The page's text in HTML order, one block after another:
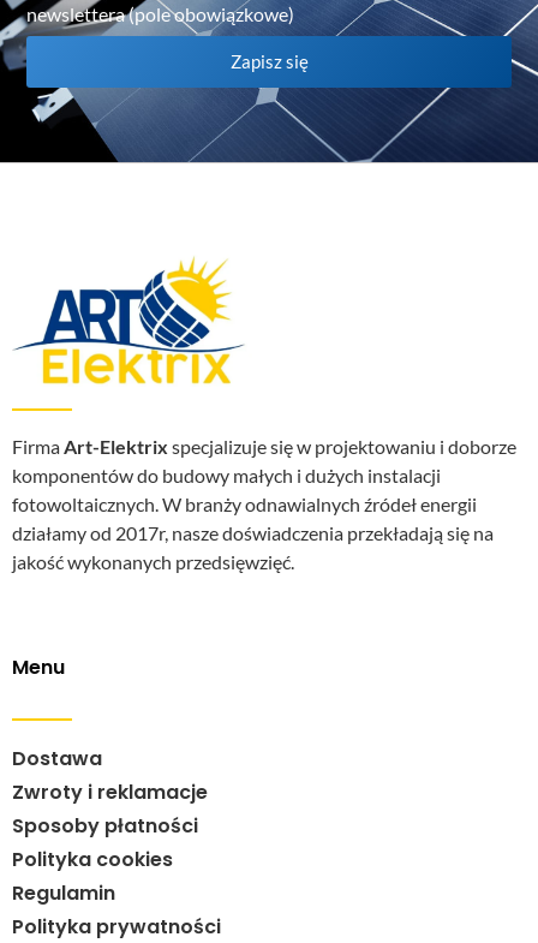
newslettera (pole obowiązkowe)
Zapisz się
FirmaArt-Elektrix specjalizuje się w projektowaniu i doborze
komponentów do budowy małych i dużych instalacji
fotowoltaicznych. W branży odnawialnych źródeł energii
działamy od 2017r, nasze doświadczenia przekładają się na
jakość wykonanych przedsięwzięć.
Menu
Dostawa
Zwroty i reklamacje
Sposoby płatności
Polityka cookies
Regulamin
Polityka prywatności